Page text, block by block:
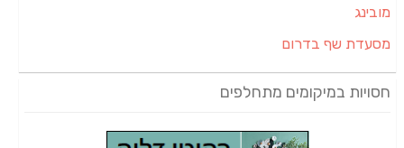
מובינג
מסעדת שף בדרום
חסויות במיקומים מתחלפים